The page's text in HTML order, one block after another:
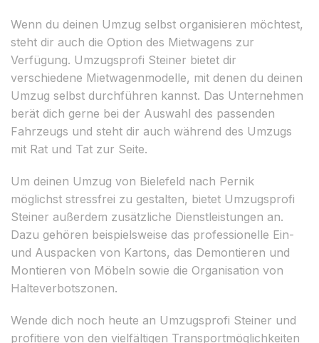
Wenn du deinen Umzug selbst organisieren möchtest,
steht dir auch die Option des Mietwagens zur
Verfügung. Umzugsprofi Steiner bietet dir
verschiedene Mietwagenmodelle, mit denen du deinen
Umzug selbst durchführen kannst. Das Unternehmen
berät dich gerne bei der Auswahl des passenden
Fahrzeugs und steht dir auch während des Umzugs
mit Rat und Tat zur Seite.
Um deinen Umzug von Bielefeld nach Pernik
möglichst stressfrei zu gestalten, bietet Umzugsprofi
Steiner außerdem zusätzliche Dienstleistungen an.
Dazu gehören beispielsweise das professionelle Ein-
und Auspacken von Kartons, das Demontieren und
Montieren von Möbeln sowie die Organisation von
Halteverbotszonen.
Wende dich noch heute an Umzugsprofi Steiner und
profitiere von den vielfältigen Transportmöglichkeiten